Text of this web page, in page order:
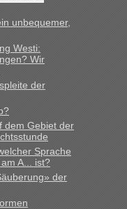
Ukraine geht es am
ausgereist,
ca. 15 Fahrzeuge
egal, nach ca 20
welchem
Ukraine geht es am
Grenzen Ukraine/
h Wartezeit. Wollen
unbequemer,
Westi:
Wir
der
dem Gebiet der
Sprache
A... ist?
der